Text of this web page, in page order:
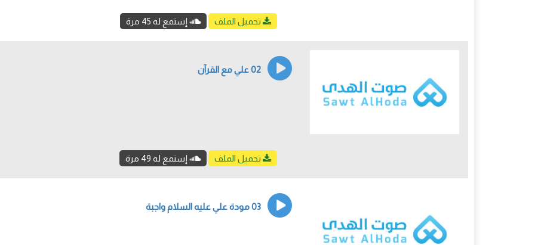
تحميل الملف إستمع له 45 مرة
02 علي مع القرآن
تحميل الملف إستمع له 49 مرة
03 مودة علي عليه السلام واجبة